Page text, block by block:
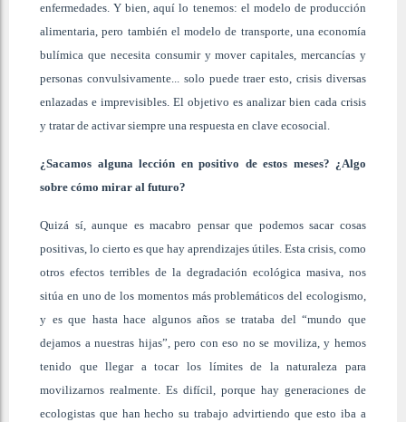
enfermedades. Y bien, aquí lo tenemos: el modelo de producción
alimentaria, pero también el modelo de transporte, una economía
bulímica que necesita consumir y mover capitales, mercancías y
personas convulsivamente... solo puede traer esto, crisis diversas
enlazadas e imprevisibles. El objetivo es analizar bien cada crisis
y tratar de activar siempre una respuesta en clave ecosocial.
¿Sacamos alguna lección en positivo de estos meses? ¿Algo
sobre cómo mirar al futuro?
Quizá sí, aunque es macabro pensar que podemos sacar cosas
positivas, lo cierto es que hay aprendizajes útiles. Esta crisis, como
otros efectos terribles de la degradación ecológica masiva, nos
sitúa en uno de los momentos más problemáticos del ecologismo,
y es que hasta hace algunos años se trataba del “mundo que
dejamos a nuestras hijas”, pero con eso no se moviliza, y hemos
tenido que llegar a tocar los límites de la naturaleza para
movilizarnos realmente. Es difícil, porque hay generaciones de
ecologistas que han hecho su trabajo advirtiendo que esto iba a